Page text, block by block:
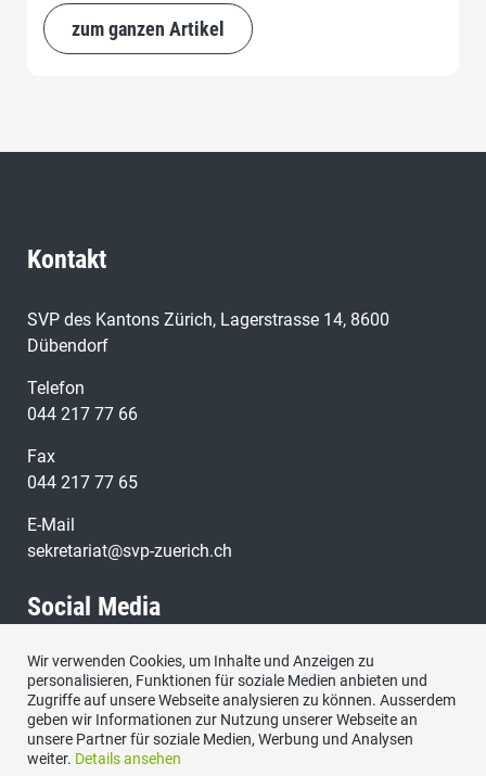
zum ganzen Artikel
Kontakt
SVP des Kantons Zürich, Lagerstrasse 14, 8600
Dübendorf
Telefon
044 217 77 66
Fax
044 217 77 65
E-Mail
sekretariat@svp-zuerich.ch
Social Media
Besuchen Sie uns bei:
Wir verwenden Cookies, um Inhalte und Anzeigen zu
personalisieren, Funktionen für soziale Medien anbieten und
Zugriffe auf unsere Webseite analysieren zu können. Ausserdem
geben wir Informationen zur Nutzung unserer Webseite an
unsere Partner für soziale Medien, Werbung und Analysen
weiter. Details ansehen